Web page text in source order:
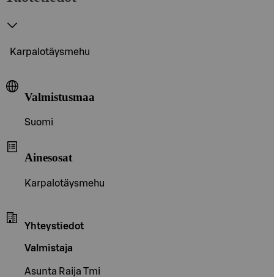
Karpalotäysmehu
Valmistusmaa
Suomi
Ainesosat
Karpalotäysmehu
Yhteystiedot
Valmistaja
Asunta Raija Tmi